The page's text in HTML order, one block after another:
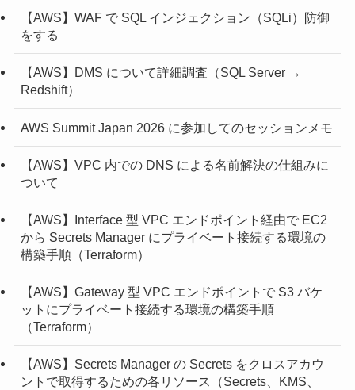
【AWS】WAF で SQL インジェクション（SQLi）防御
をする
【AWS】DMS について詳細調査（SQL Server →
Redshift）
AWS Summit Japan 2026 に参加してのセッションメモ
【AWS】VPC 内での DNS による名前解決の仕組みに
ついて
【AWS】Interface 型 VPC エンドポイント経由で EC2
から Secrets Manager にプライベート接続する環境の
構築手順（Terraform）
【AWS】Gateway 型 VPC エンドポイントで S3 バケ
ットにプライベート接続する環境の構築手順
（Terraform）
【AWS】Secrets Manager の Secrets をクロスアカウ
ントで取得するための各リソース（Secrets、KMS、